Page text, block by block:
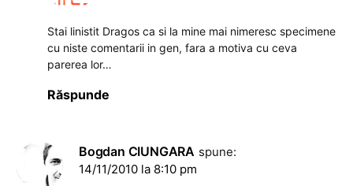
Stai linistit Dragos ca si la mine mai nimeresc specimene
cu niste comentarii in gen, fara a motiva cu ceva
parerea lor…
Răspunde
Bogdan CIUNGARA spune:
14/11/2010 la 8:10 pm